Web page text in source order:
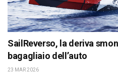
SailReverso, la deriva
bagagliaio dell’auto
23 MAR 2026